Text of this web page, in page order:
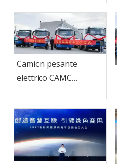
settore:
l'autobetoniera CAMC
Camion pesante
elettrico CAMC